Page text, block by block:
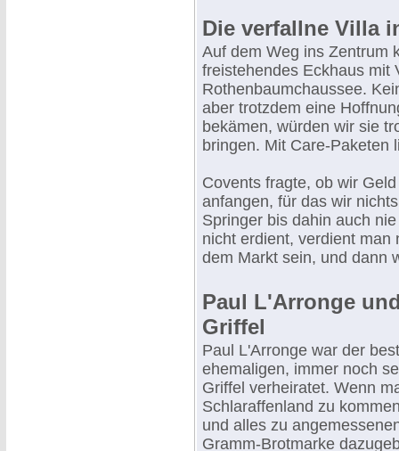
Die verfallne Villa
Auf dem Weg ins Zentrum
freistehendes Eckhaus mit
Rothenbaumchaussee.
aber trotzdem eine
bekämen, würden wir sie
bringen. Mit Care-Paketen
Covents fragte, ob wir
anfangen, für das wir
Springer bis dahin auch
nicht erdient, verdient
dem Markt sein, und dann
Paul L'Arronge
Griffel
Paul L'Arronge war der
ehemaligen, immer noch
Griffel verheiratet. Wenn
Schlaraffenland zu
und alles zu
Gramm-Brotmarke